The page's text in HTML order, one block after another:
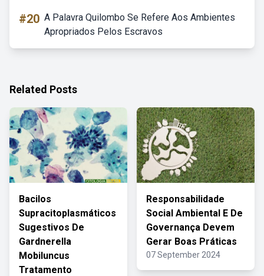
#20 A Palavra Quilombo Se Refere Aos Ambientes
Apropriados Pelos Escravos
Related Posts
Bacilos
Supracitoplasmáticos
Sugestivos De
Gardnerella
Mobiluncus
Tratamento
Responsabilidade
Social Ambiental E De
Governança Devem
Gerar Boas Práticas
07 September 2024